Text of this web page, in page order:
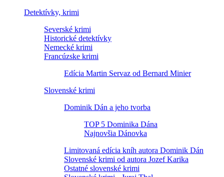
Detektívky, krimi
Severské krimi
Historické detektívky
Nemecké krimi
Francúzske krimi
Edícia Martin Servaz od Bernard Minier
Slovenské krimi
Dominik Dán a jeho tvorba
TOP 5 Dominika Dána
Najnovšia Dánovka
Limitovaná edícia kníh autora Dominik Dán
Slovenské krimi od autora Jozef Karika
Ostatné slovenské krimi